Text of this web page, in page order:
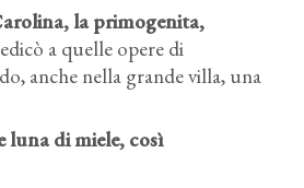
la primogenita,
a quelle opere di
anche nella grande villa, una
luna di miele, così